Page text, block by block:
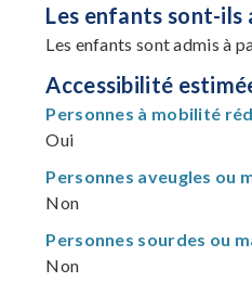
Les enfants sont-ils
Les enfants sont admis à
Accessibilité
Personnes à mobilité
Oui
Personnes aveugles ou
Non
Personnes sourdes ou
Non